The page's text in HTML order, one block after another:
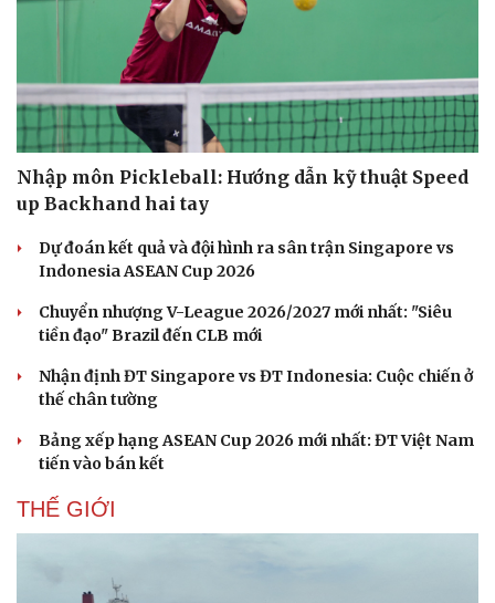
Nhập môn Pickleball: Hướng dẫn kỹ thuật Speed
up Backhand hai tay
Dự đoán kết quả và đội hình ra sân trận Singapore vs
Indonesia ASEAN Cup 2026
Chuyển nhượng V-League 2026/2027 mới nhất: "Siêu
tiền đạo" Brazil đến CLB mới
Nhận định ĐT Singapore vs ĐT Indonesia: Cuộc chiến ở
thế chân tường
Bảng xếp hạng ASEAN Cup 2026 mới nhất: ĐT Việt Nam
tiến vào bán kết
THẾ GIỚI